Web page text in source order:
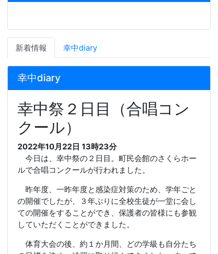
新着情報 幸中diary
幸中diary
幸中祭２日目（合唱コン
クール）
2022年10月22日 13時23分
今日は、幸中祭の２日目。町民会館のさくらホー
ルで合唱コンクールが行われました。
昨年度、一昨年度と感染症対策のため、学年ごと
の開催でしたが、３年ぶりに全校生徒が一堂に会し
ての開催をすることができ、保護者の皆様にも参観
していただくことができました。
体育大会の後、約１か月間、どの学級も自分たち